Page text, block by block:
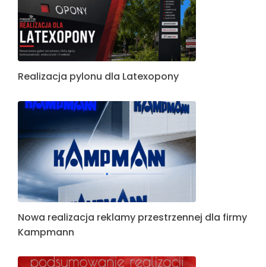
Realizacja pylonu dla Latexopony
Nowa realizacja reklamy przestrzennej dla firmy
Kampmann